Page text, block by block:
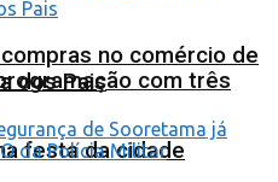
com três
festa da cidade
no comércio de
dos Pais